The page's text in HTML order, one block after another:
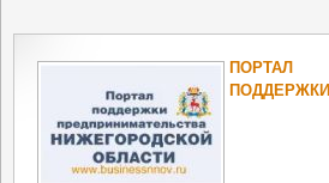
ПОРТАЛ
ПОДДЕРЖКИ